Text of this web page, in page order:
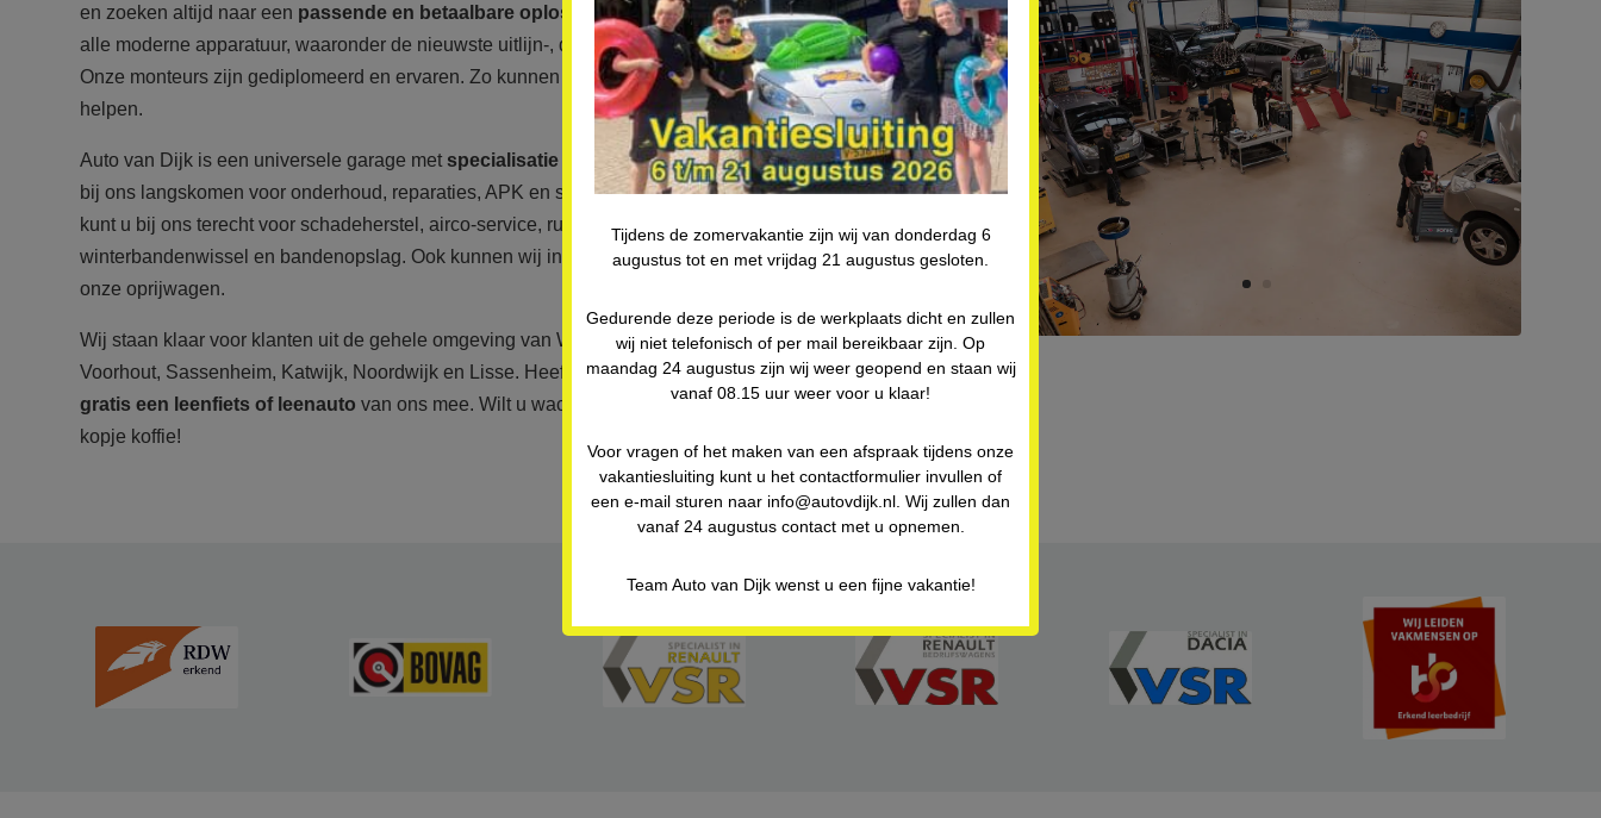
en zoeken altijd naar een passende en betaalbare oplossing. Onze werkplaats is voorzien van
alle moderne apparatuur, waaronder de nieuwste uitlijn-, diagnose- en airco-serviceapparatuur.
Onze monteurs zijn gediplomeerd en ervaren. Zo kunnen we efficiënt werken en de klant altijd snel
helpen.
Auto van Dijk is een universele garage met specialisatie in de merken Renault en Dacia.U kunt
bij ons langskomen voor onderhoud, reparaties, APK en storingen van alle merken auto’s. Verder
kunt u bij ons terecht voor schadeherstel, airco-service, ruitreparatie, zomer- en
winterbandenwissel en bandenopslag. Ook kunnen wij in overleg uw auto bij pech ophalen met
onze oprijwagen.
Wij staan klaar voor klanten uit de gehele omgeving van Warmond, zoals Leiden, Oegstgeest,
Voorhout, Sassenheim, Katwijk, Noordwijk en Lisse. Heeft u vervangend vervoer nodig, dan krijgt u
gratis een leenfiets of leenauto van ons mee. Wilt u wachten, dan krijgt u van ons een heerlijk
kopje koffie!
Tijdens de zomervakantie zijn wij van donderdag 6
augustus tot en met vrijdag 21 augustus gesloten.
Gedurende deze periode is de werkplaats dicht en zullen
wij niet telefonisch of per mail bereikbaar zijn. Op
maandag 24 augustus zijn wij weer geopend en staan wij
vanaf 08.15 uur weer voor u klaar!
Voor vragen of het maken van een afspraak tijdens onze
vakantiesluiting kunt u het contactformulier invullen of
een e-mail sturen naar info@autovdijk.nl. Wij zullen dan
vanaf 24 augustus contact met u opnemen.
Team Auto van Dijk wenst u een fijne vakantie!